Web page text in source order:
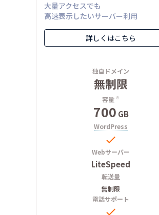
大量アクセスでも
高速表示したいサーバー利用
詳しくはこちら
独自ドメイン
無制限
容量 ※
700 GB
WordPress

Webサーバー
LiteSpeed
転送量
無制限
電話サポート
